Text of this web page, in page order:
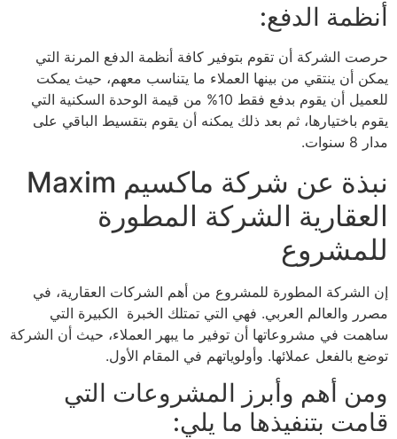
أنظمة الدفع:
حرصت الشركة أن تقوم بتوفير كافة أنظمة الدفع المرنة التي
يمكن أن ينتقي من بينها العملاء ما يتناسب معهم، حيث يمكت
للعميل أن يقوم بدفع فقط 10% من قيمة الوحدة السكنية التي
يقوم باختيارها، ثم بعد ذلك يمكنه أن يقوم بتقسيط الباقي على
مدار 8 سنوات.
نبذة عن شركة ماكسيم Maxim
العقارية الشركة المطورة
للمشروع
إن الشركة المطورة للمشروع من أهم الشركات العقارية، في
مصرر والعالم العربي. فهي التي تمتلك الخبرة الكبيرة التي
ساهمت في مشروعاتها أن توفير ما يبهر العملاء، حيث أن الشركة
توضع بالفعل عملائها. وأولوياتهم في المقام الأول.
ومن أهم وأبرز المشروعات التي
قامت بتنفيذها ما يلي: